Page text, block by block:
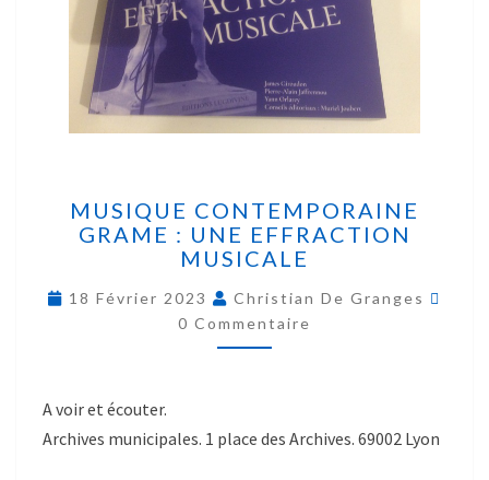
MUSIQUE CONTEMPORAINE
GRAME : UNE EFFRACTION
MUSICALE
18 Février 2023
Christian De Granges
0 Commentaire
A voir et écouter.
Archives municipales. 1 place des Archives. 69002 Lyon